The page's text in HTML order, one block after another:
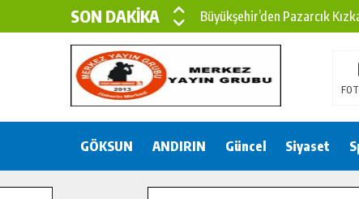
SON DAKİKA
Büyükşehir’den Pazarcık
Büyükşehir’den Pazarcık
Çin’den KSÜ’ye Uluslararası
Gençler Pusula Maraş
GÖKSUN ANDIRIN Güncel Siyaset